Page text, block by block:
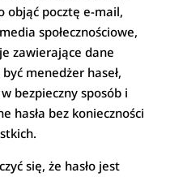
objąć pocztę e-mail,
społecznościowe,
zawierające dane
menedżer haseł,
bezpieczny sposób i
hasła bez konieczności
się, że hasło jest